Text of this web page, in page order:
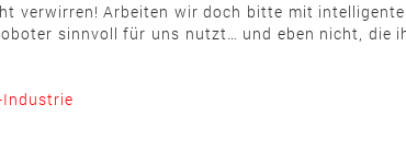
verwirren! Arbeiten wir doch bitte mit
sinnvoll für uns nutzt… und eben nicht, die
Industrie